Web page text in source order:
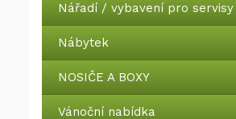
Nářadí / vybavení pro servisy
Nábytek
NOSIČE A BOXY
Vánoční nabídka